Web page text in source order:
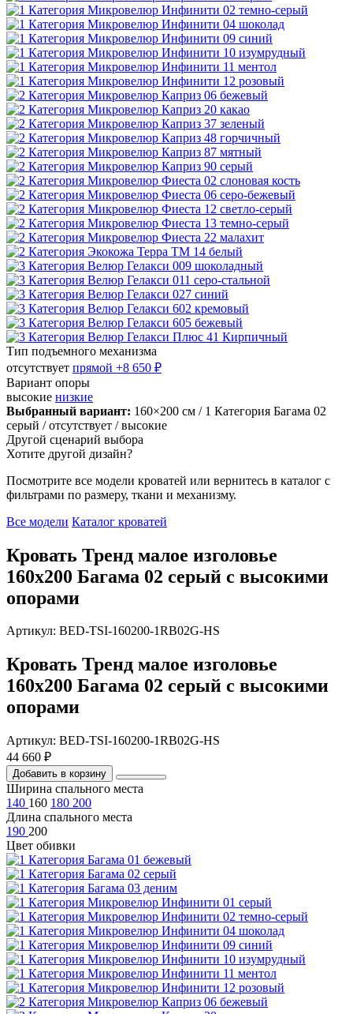
Тип подъемного механизма
отсутствует прямой +8 650 ₽
Вариант опоры
высокие низкие
Выбранный вариант: 160×200 см / 1 Категория Багама 02
серый / отсутствует / высокие
Другой сценарий выбора
Хотите другой дизайн?
Посмотрите все модели кроватей или вернитесь в каталог с
фильтрами по размеру, ткани и механизму.
Все модели Каталог кроватей
Кровать Тренд малое изголовье
160х200 Багама 02 серый с высокими
опорами
Артикул: BED-TSI-160200-1RB02G-HS
Кровать Тренд малое изголовье
160х200 Багама 02 серый с высокими
опорами
Артикул: BED-TSI-160200-1RB02G-HS
44 660 ₽
Добавить в корзину
Ширина спального места
140 160 180 200
Длина спального места
190 200
Цвет обивки